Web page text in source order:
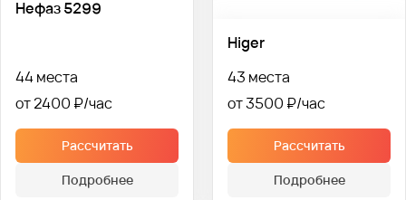
Нефаз 5299
44 места
от 2400 ₽
Рассчитать
Подробнее
Higer
43 места
от 3500 ₽
Рассчитать
Подробнее